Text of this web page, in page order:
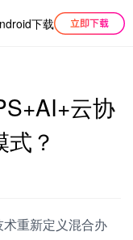
下载
云协
？
术重新定义混合办